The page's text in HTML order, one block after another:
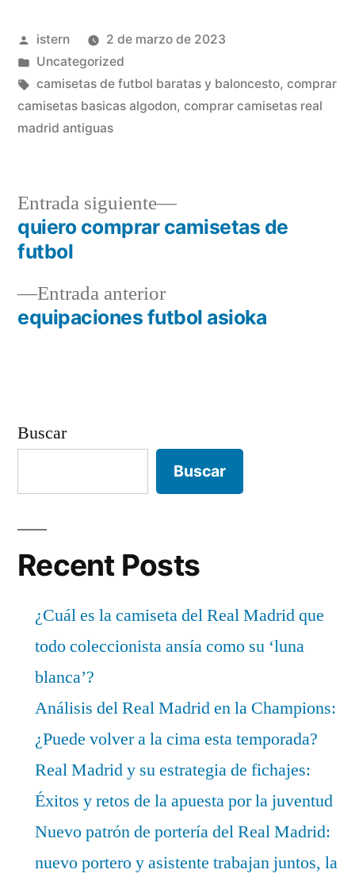
Publicado
por
istern
2 de marzo de 2023
Publicado
en
Uncategorized
Etiquetas:
camisetas de futbol baratas y baloncesto, comprar
camisetas basicas algodon, comprar camisetas real
madrid antiguas
Navegación
entradas
Entrada anteriorEntrada
anterior:
equipaciones futbol asioka
Entrada siguiente
Entrada
siguiente:
quiero comprar camisetas de
futbol
Buscar
Buscar
Recent Posts
¿Cuál es la camiseta del Real Madrid que
todo coleccionista ansía como su ‘luna
blanca’?
Análisis del Real Madrid en la Champions:
¿Puede volver a la cima esta temporada?
Real Madrid y su estrategia de fichajes:
Éxitos y retos de la apuesta por la juventud
Nuevo patrón de portería del Real Madrid:
nuevo portero y asistente trabajan juntos, la